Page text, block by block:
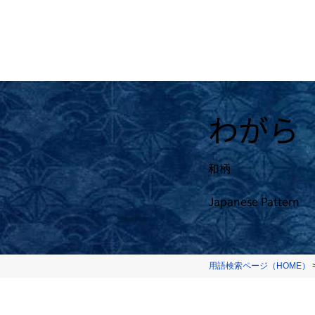
わがら
和柄
Japanese Pattern
用語検索ページ（HOME）